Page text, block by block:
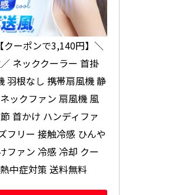
クーポンで3,140円】＼
ネッククーラー 首掛
羽根なし 携帯扇風機 静
ックファン 扇風機 風
首かけ ハンディファ
フリー 接触冷感 ひんや
ファン 冷感 冷却 クー
中症対策 送料無料